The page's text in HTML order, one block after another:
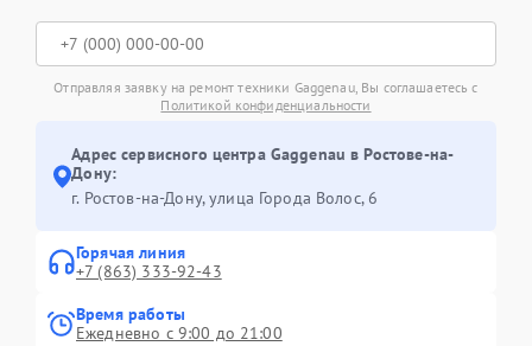
Отправляя заявку на ремонт техники Gaggenau, Вы соглашаетесь с
Политикой конфиденциальности
Адрес сервисного центра Gaggenau в Ростове-на-
Дону:
г. Ростов-на-Дону, улица Города Волос, 6
Горячая линия
+7 (863) 333-92-43
Время работы
Ежедневно с 9:00 до 21:00